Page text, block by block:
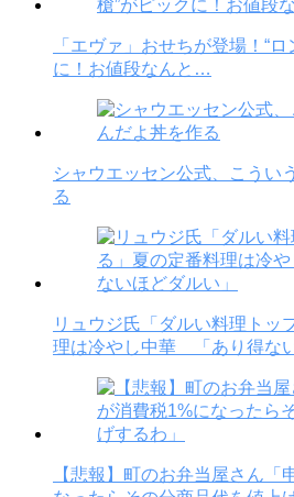
「エヴァ」おせちが登場！“
に！お値段なんと…
シャウエッセン公式、こうい
る
リュウジ氏「ダルい料理トッ
理は冷やし中華 「あり得な
【悲報】町のお弁当屋さん「